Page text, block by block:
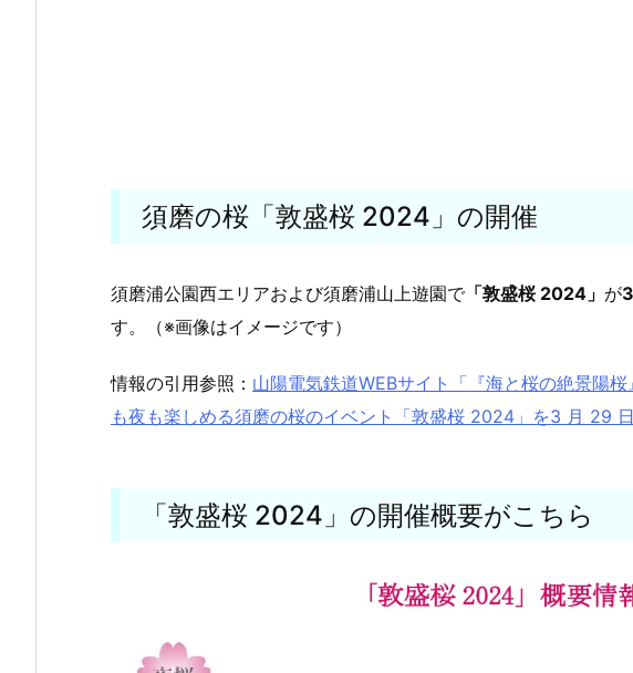
須磨の桜「敦盛桜 2024」の開催
須磨浦公園西エリアおよび須磨浦山上遊園で「敦盛桜 2024」 が
す。（※画像はイメージです）
情報の引用参照： 山陽電気鉄道WEBサイト「『海と桜の絶景陽
も夜も楽しめる須磨の桜のイベント「敦盛桜 2024」を3 月 29
「敦盛桜 2024」の開催概要がこちら